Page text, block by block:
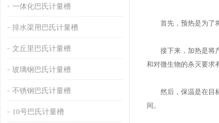
一体化巴氏计量槽
排水渠用巴氏计量槽
文丘里巴氏计量槽
玻璃钢巴氏计量槽
不锈钢巴氏计量槽
10号巴氏计量槽
首先，预热是为了将
接下来，加热是将产
和对微生物的杀灭要求
然后，保温是在目标
间。